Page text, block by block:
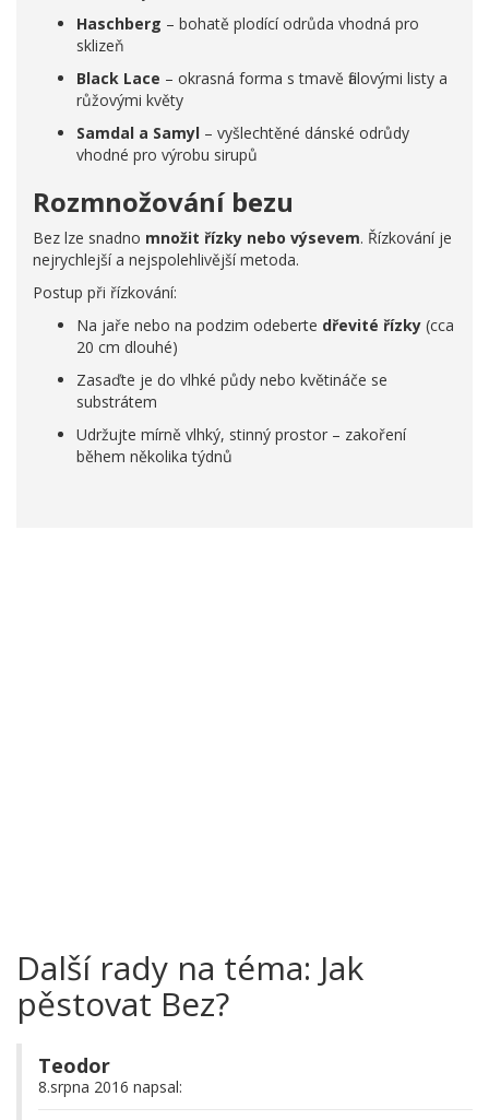
Haschberg – bohatě plodící odrůda vhodná pro
sklizeň
Black Lace – okrasná forma s tmavě fialovými listy a
růžovými květy
Samdal a Samyl – vyšlechtěné dánské odrůdy
vhodné pro výrobu sirupů
Rozmnožování bezu
Bez lze snadno množit řízky nebo výsevem. Řízkování je
nejrychlejší a nejspolehlivější metoda.
Postup při řízkování:
Na jaře nebo na podzim odeberte dřevité řízky (cca
20 cm dlouhé)
Zasaďte je do vlhké půdy nebo květináče se
substrátem
Udržujte mírně vlhký, stinný prostor – zakoření
během několika týdnů
Další rady na téma: Jak
pěstovat Bez?
Teodor
8.srpna 2016 napsal: